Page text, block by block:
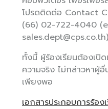
โปรดติดต่อ Contact
(66) 02-722-4040
sales.dept@cps.co.th)
ทั้งนี้ ผู้ร้องเรียนต้องเปิ
ความจริง ไม่กล่าวหาผู้
เพียงพอ
เอกสารประกอบการร้อง